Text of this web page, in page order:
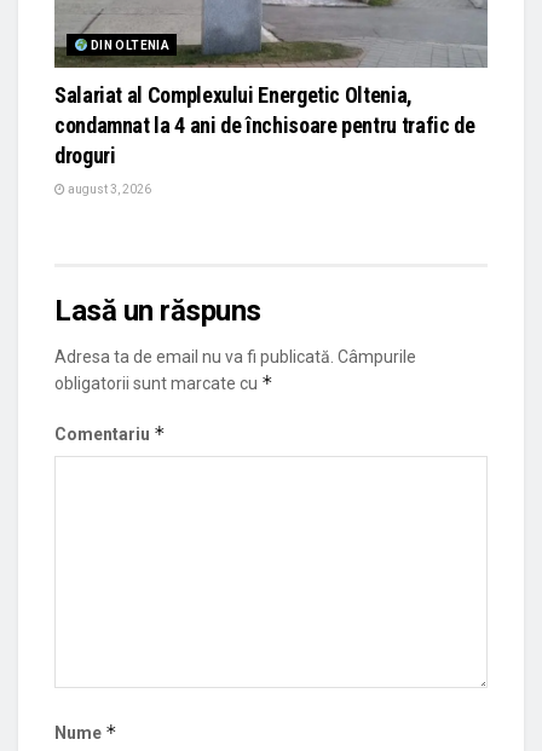
DIN OLTENIA
Salariat al Complexului Energetic Oltenia,
condamnat la 4 ani de închisoare pentru trafic de
droguri
august 3, 2026
Lasă un răspuns
Adresa ta de email nu va fi publicată. Câmpurile
obligatorii sunt marcate cu *
Comentariu *
Nume *